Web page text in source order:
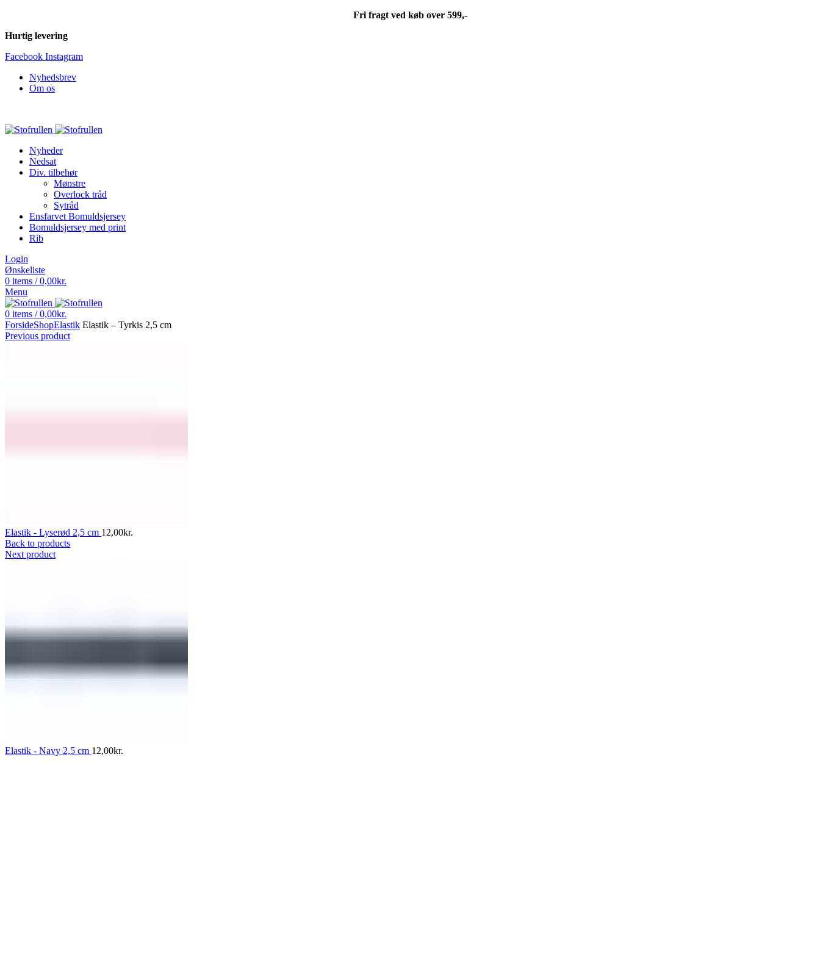
Fri fragt ved køb over 599,-
Hurtig levering
Facebook Instagram
Nyhedsbrev
Om os
Nyheder
Nedsat
Div. tilbehør
Mønstre
Overlock tråd
Sytråd
Ensfarvet Bomuldsjersey
Bomuldsjersey med print
Rib
Login
Ønskeliste
0 items / 0,00kr.
Menu
0 items / 0,00kr.
ForsideShopElastik Elastik – Tyrkis 2,5 cm
Previous product
Elastik - Lyserød 2,5 cm 12,00kr.
Back to products
Next product
Elastik - Navy 2,5 cm 12,00kr.